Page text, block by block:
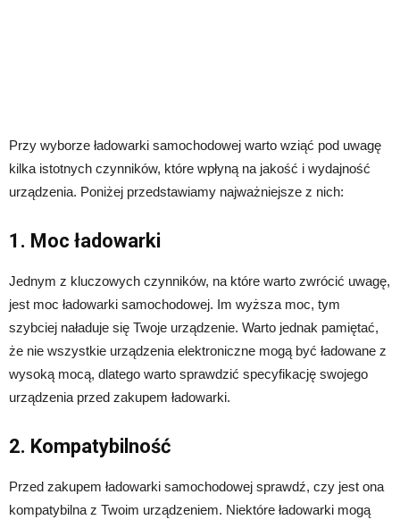
Przy wyborze ładowarki samochodowej warto wziąć pod uwagę
kilka istotnych czynników, które wpłyną na jakość i wydajność
urządzenia. Poniżej przedstawiamy najważniejsze z nich:
1. Moc ładowarki
Jednym z kluczowych czynników, na które warto zwrócić uwagę,
jest moc ładowarki samochodowej. Im wyższa moc, tym
szybciej naładuje się Twoje urządzenie. Warto jednak pamiętać,
że nie wszystkie urządzenia elektroniczne mogą być ładowane z
wysoką mocą, dlatego warto sprawdzić specyfikację swojego
urządzenia przed zakupem ładowarki.
2. Kompatybilność
Przed zakupem ładowarki samochodowej sprawdź, czy jest ona
kompatybilna z Twoim urządzeniem. Niektóre ładowarki mogą